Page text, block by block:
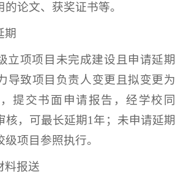
论文、获奖证书等。
期
立项项目未完成建设且申请延期
导致项目负责人变更且拟变更为
提交书面申请报告，经学校同
核，可最长延期1年；未申请延期
项目参照执行。
料报送